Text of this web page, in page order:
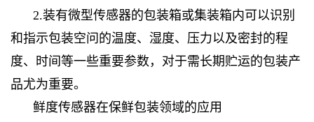
2.装有微型传感器的包装箱或集装箱内可以识别
和指示包装空问的温度、湿度、压力以及密封的程
度、时间等一些重要参数，对于需长期贮运的包装产
品尤为重要。
鲜度传感器在保鲜包装领域的应用